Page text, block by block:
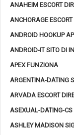
ANAHEIM ESCORT
ANCHORAGE ESCORT
ANDROID HOOKUP
ANDROID-IT SITO DI
APEX FUNZIONA
ARGENTINA-DATING
ARVADA ESCORT
ASEXUAL-DATING-
ASHLEY MADISON